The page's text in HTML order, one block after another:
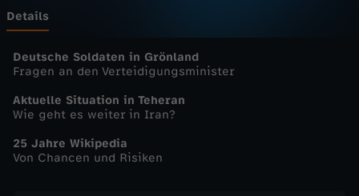
-
h
e
u
Details
Deutsche Soldaten in Grönland
Fragen an den Verteidigungsminister
Aktuelle Situation in Teheran
Wie geht es weiter in Iran?
25 Jahre Wikipedia
Von Chancen und Risiken